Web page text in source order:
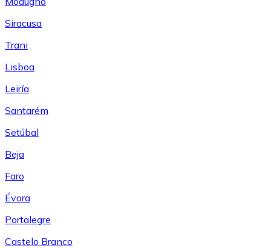
Siracusa
Trani
Lisboa
Leiría
Santarém
Setúbal
Beja
Faro
Évora
Portalegre
Castelo Branco